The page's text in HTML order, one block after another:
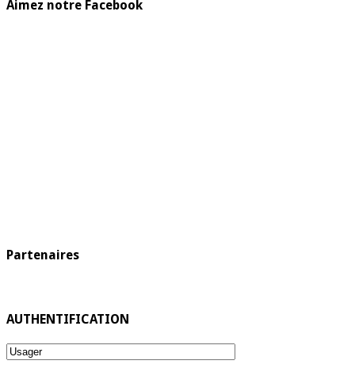
Aimez notre Facebook
Partenaires
AUTHENTIFICATION